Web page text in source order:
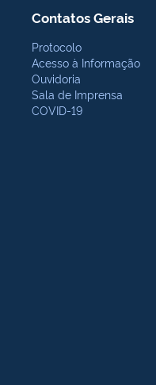
Contatos Gerais
Protocolo
Acesso à Informação
Ouvidoria
Sala de Imprensa
COVID-19